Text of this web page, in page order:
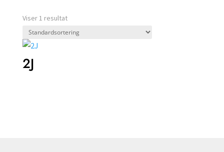
Viser 1 resultat
2J